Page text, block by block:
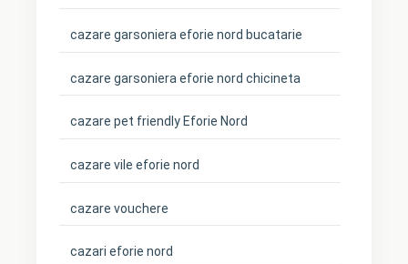
cazare garsoniera eforie nord bucatarie
cazare garsoniera eforie nord chicineta
cazare pet friendly Eforie Nord
cazare vile eforie nord
cazare vouchere
cazari eforie nord